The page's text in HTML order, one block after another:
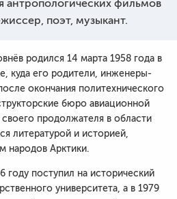
антропологических фильмов
поэт, музыкант.
родился 14 марта 1958 года в
куда его родители, инженеры-
окончания политехнического
бюро авиационной
продолжателя в области
литературой и историей,
народов Арктики.
году поступил на исторический
университета, а в 1979